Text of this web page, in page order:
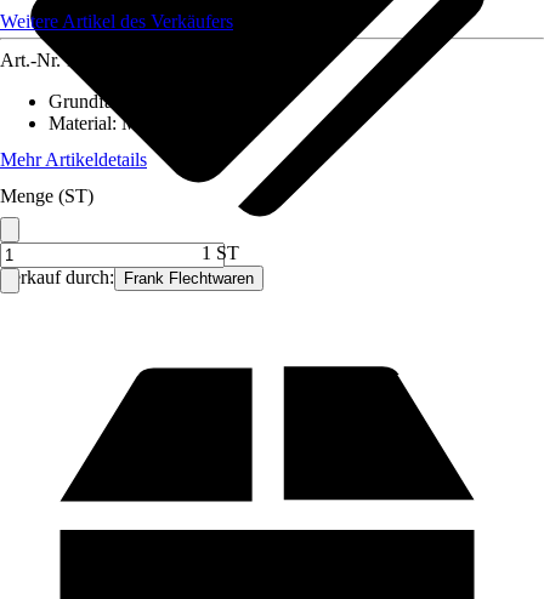
Verkauf durch: Frank Flechtwaren
Weitere Artikel des Verkäufers
Art.-Nr. 12584425
Grundfarbe
Material:Metall
Mehr Artikeldetails
Menge (ST)
1 ST